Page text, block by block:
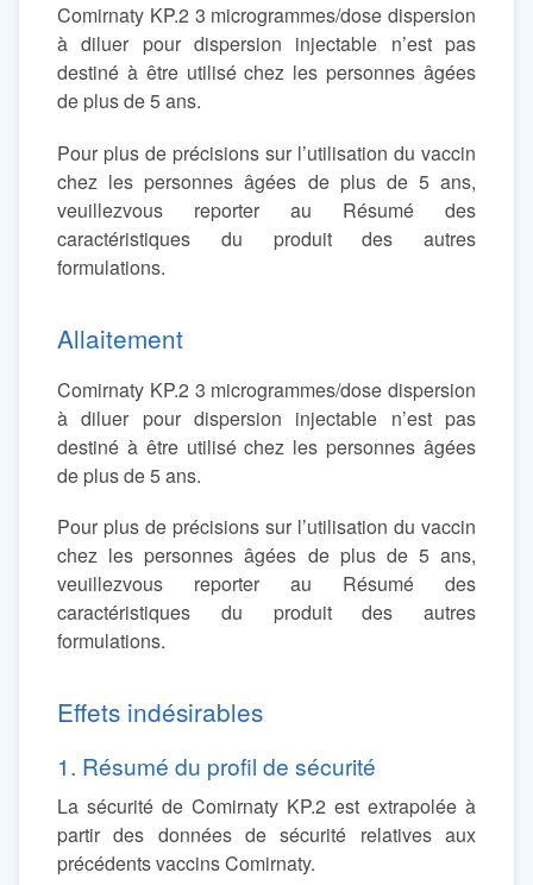
Comirnaty KP.2 3 microgrammes/dose dispersion
à diluer pour dispersion injectable n’est pas
destiné à être utilisé chez les personnes âgées
de plus de 5 ans.
Pour plus de précisions sur l’utilisation du vaccin
chez les personnes âgées de plus de 5 ans,
veuillezvous reporter au Résumé des
caractéristiques du produit des autres
formulations.
Allaitement
Comirnaty KP.2 3 microgrammes/dose dispersion
à diluer pour dispersion injectable n’est pas
destiné à être utilisé chez les personnes âgées
de plus de 5 ans.
Pour plus de précisions sur l’utilisation du vaccin
chez les personnes âgées de plus de 5 ans,
veuillezvous reporter au Résumé des
caractéristiques du produit des autres
formulations.
Effets indésirables
1. Résumé du profil de sécurité
La sécurité de Comirnaty KP.2 est extrapolée à
partir des données de sécurité relatives aux
précédents vaccins Comirnaty.